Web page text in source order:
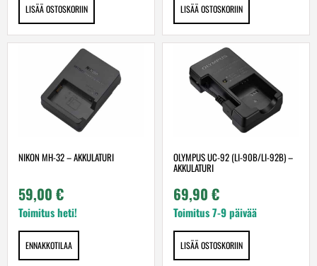
LISÄÄ OSTOSKORIIN LISÄÄ OSTOSKORIIN
NIKON MH-32 – AKKULATURI
59,00 €
Toimitus heti!
ENNAKKOTILAA
OLYMPUS UC-92 (LI-90B/LI-92B) –
AKKULATURI
69,90 €
Toimitus 7-9 päivää
LISÄÄ OSTOSKORIIN